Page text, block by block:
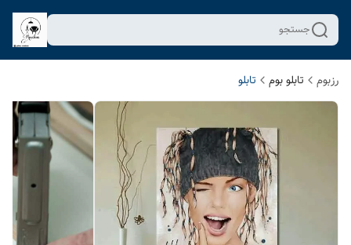
جستجو
رزبوم تابلو بوم تابلو